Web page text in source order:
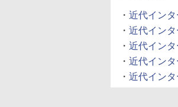
・ 近代イン
・ 近代イン
・ 近代イン
・ 近代イン
・ 近代イン